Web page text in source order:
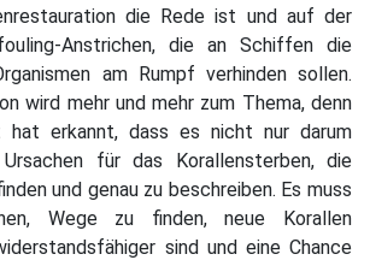
die Rede ist und auf der
Anstrichen, die an Schiffen die
am Rumpf verhinden sollen.
wird mehr und mehr zum Thema, denn
hat erkannt, dass es nicht nur darum
für das Korallensterben, die
und genau zu beschreiben. Es muss
Wege zu finden, neue Korallen
sind und eine Chance